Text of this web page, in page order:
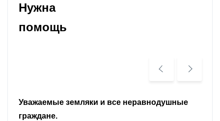
Нужна
помощь
Уважаемые земляки и все неравнодушные
граждане.